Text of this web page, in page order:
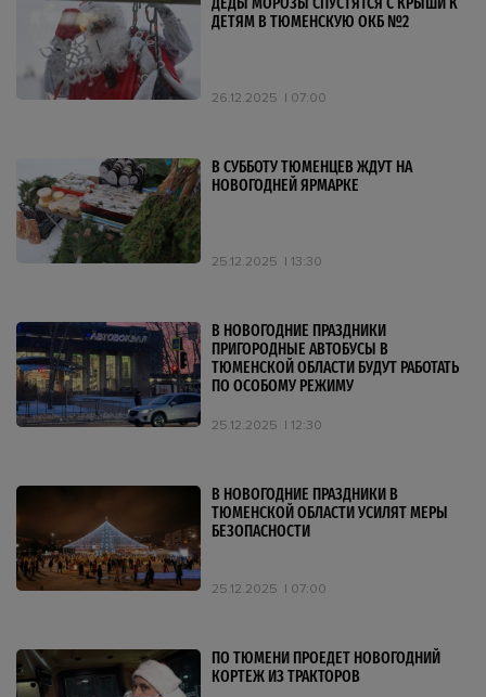
ДЕТЯМ В ТЮМЕНСКУЮ ОКБ №2
26.12.2025 07:00
В СУББОТУ ТЮМЕНЦЕВ ЖДУТ НА
НОВОГОДНЕЙ ЯРМАРКЕ
25.12.2025 13:30
В НОВОГОДНИЕ ПРАЗДНИКИ
ПРИГОРОДНЫЕ АВТОБУСЫ В
ТЮМЕНСКОЙ ОБЛАСТИ БУДУТ РАБОТАТЬ
ПО ОСОБОМУ РЕЖИМУ
25.12.2025 12:30
В НОВОГОДНИЕ ПРАЗДНИКИ В
ТЮМЕНСКОЙ ОБЛАСТИ УСИЛЯТ МЕРЫ
БЕЗОПАСНОСТИ
25.12.2025 07:00
ПО ТЮМЕНИ ПРОЕДЕТ НОВОГОДНИЙ
КОРТЕЖ ИЗ ТРАКТОРОВ